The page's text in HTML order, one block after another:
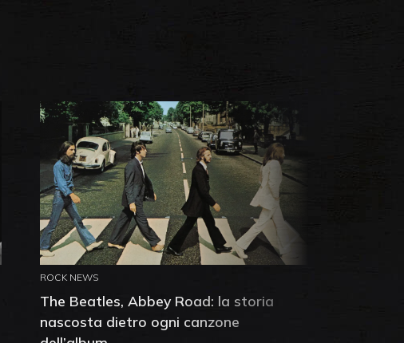
ROCK NEWS
The Beatles, Abbey Road: la storia
nascosta dietro ogni canzone